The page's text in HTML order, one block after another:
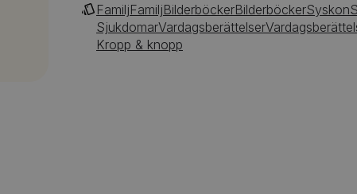
FamiljFamiljBilderböckerBilderböckerSyskon
SjukdomarVardagsberättelser
Kropp & knopp